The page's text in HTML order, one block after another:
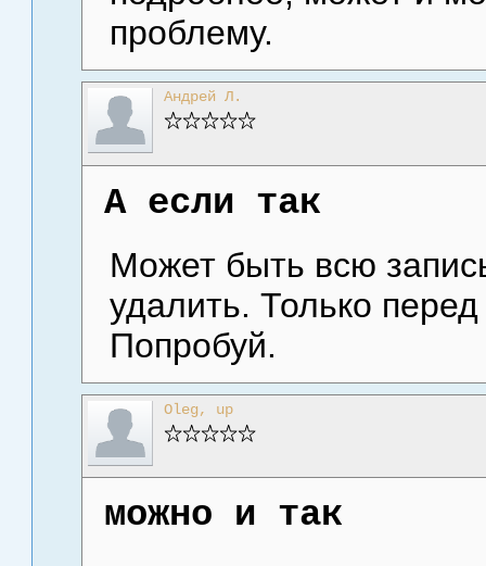
проблему.
Андрей Л.
А если так
Может быть всю
удалить. Только
Попробуй.
Oleg, up
можно и так